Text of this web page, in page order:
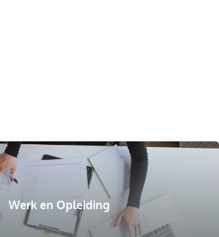
Werk en Opleiding